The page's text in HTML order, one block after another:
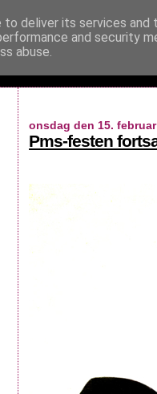
onsdag den 15. februar
Pms-festen
deliver its services and
and security
abuse.